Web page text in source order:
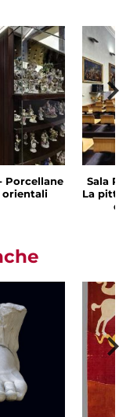
Porcellane
orientali
Sala
La